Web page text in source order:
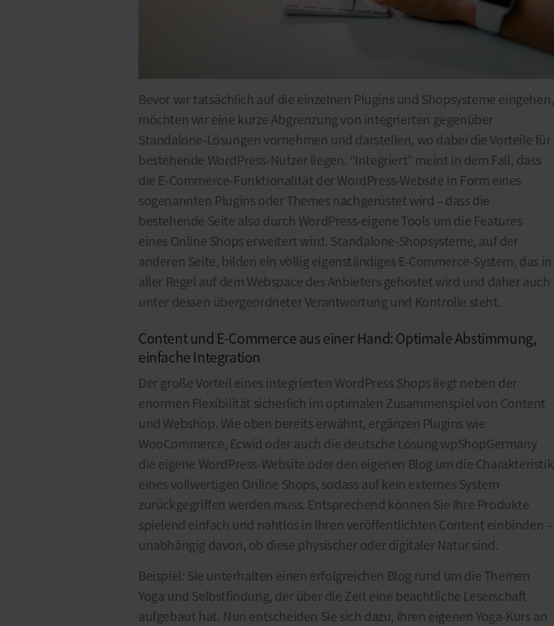
Bevor wir tatsächlich auf die einzelnen Plugins und Shopsysteme eingehen,
möchten wir eine kurze Abgrenzung von integrierten gegenüber
Standalone-Lösungen vornehmen und darstellen, wo dabei die Vorteile für
bestehende WordPress-Nutzer liegen. “Integriert” meint in dem Fall, dass
die E-Commerce-Funktionalität der WordPress-Website in Form eines
sogenannten Plugins oder Themes nachgerüstet wird – dass die
bestehende Seite also durch WordPress-eigene Tools um die Features
eines Online Shops erweitert wird. Standalone-Shopsysteme, auf der
anderen Seite, bilden ein völlig eigenständiges E-Commerce-System, das in
aller Regel auf dem Webspace des Anbieters gehostet wird und daher auch
unter dessen übergeordneter Verantwortung und Kontrolle steht.
Content und E-Commerce aus einer Hand: Optimale Abstimmung,
einfache Integration
Der große Vorteil eines integrierten WordPress Shops liegt neben der
enormen Flexibilität sicherlich im optimalen Zusammenspiel von Content
und Webshop. Wie oben bereits erwähnt, ergänzen Plugins wie
WooCommerce, Ecwid oder auch die deutsche Lösung wpShopGermany
die eigene WordPress-Website oder den eigenen Blog um die Charakteristik
eines vollwertigen Online Shops, sodass auf kein externes System
zurückgegriffen werden muss. Entsprechend können Sie Ihre Produkte
spielend einfach und nahtlos in Ihren veröffentlichten Content einbinden –
unabhängig davon, ob diese physischer oder digitaler Natur sind.
Beispiel: Sie unterhalten einen erfolgreichen Blog rund um die Themen
Yoga und Selbstfindung, der über die Zeit eine beachtliche Leserschaft
aufgebaut hat. Nun entscheiden Sie sich dazu, Ihren eigenen Yoga-Kurs an